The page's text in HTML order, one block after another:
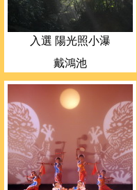
入選 陽光照小瀑
戴鴻池